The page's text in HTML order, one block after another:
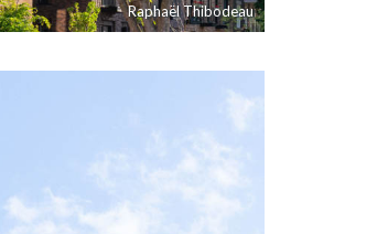
Raphaël Thibodeau